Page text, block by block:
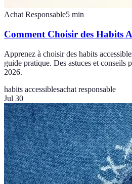
Achat Responsable5 min
Comment Choisir des Habits
Apprenez à choisir des habits
guide pratique. Des astuces et conseils
2026.
habits accessiblesachat responsable
Jul 30